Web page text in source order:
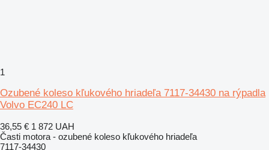
1
Ozubené koleso kľukového hriadeľa 7117-34430 na rýpadla
Volvo EC240 LC
36,55 € 1 872 UAH
Časti motora - ozubené koleso kľukového hriadeľa
7117-34430